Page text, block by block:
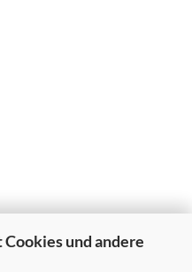
und andere